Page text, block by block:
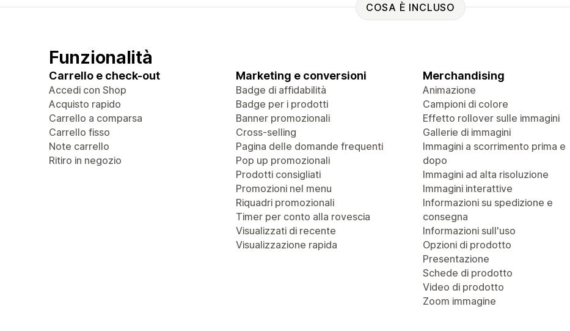
COSA È INCLUSO
Funzionalità
Carrello e check-out
Accedi con Shop
Acquisto rapido
Carrello a comparsa
Carrello fisso
Note carrello
Ritiro in negozio
Marketing e conversioni
Badge di affidabilità
Badge per i prodotti
Banner promozionali
Cross-selling
Pagina delle domande frequenti
Pop up promozionali
Prodotti consigliati
Promozioni nel menu
Riquadri promozionali
Timer per conto alla rovescia
Visualizzati di recente
Visualizzazione rapida
Merchandising
Animazione
Campioni di colore
Effetto rollover sulle immagini
Gallerie di immagini
Immagini a scorrimento prima e
dopo
Immagini ad alta risoluzione
Immagini interattive
Informazioni su spedizione e
consegna
Informazioni sull'uso
Opzioni di prodotto
Presentazione
Schede di prodotto
Video di prodotto
Zoom immagine